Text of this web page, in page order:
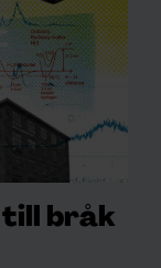
till bråk